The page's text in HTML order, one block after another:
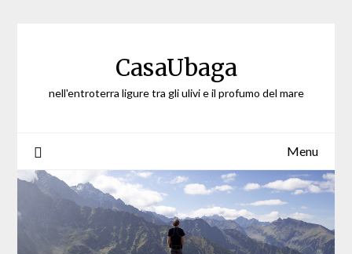
CasaUbaga
nell'entroterra ligure tra gli ulivi e il profumo del mare
Menu